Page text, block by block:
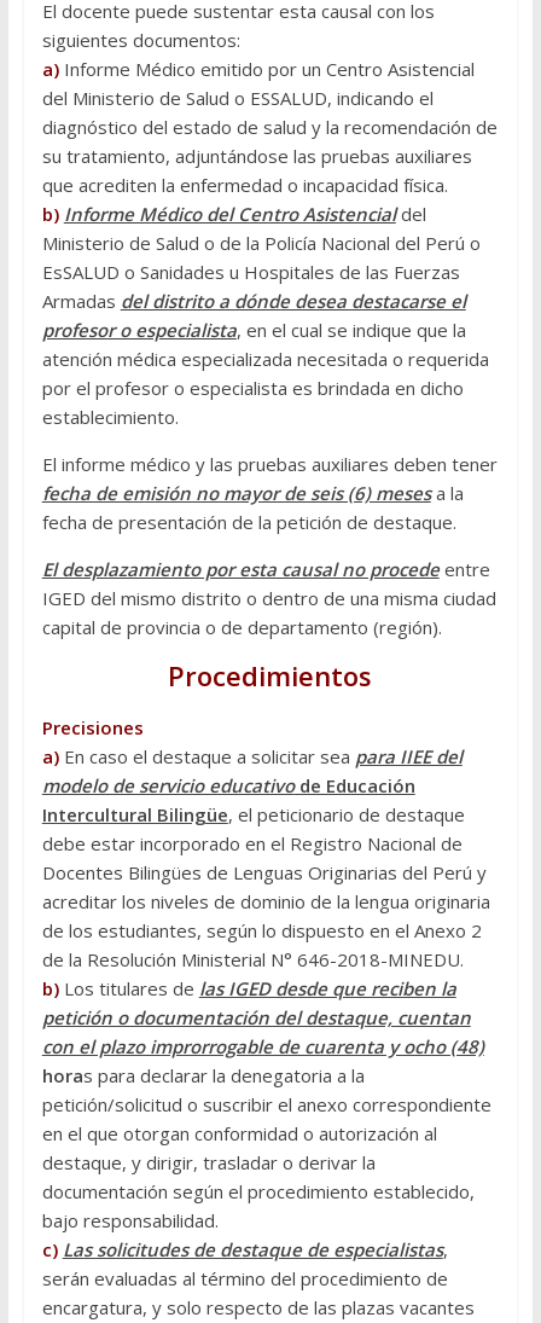
El docente puede sustentar esta causal con los
siguientes documentos:
a) Informe Médico emitido por un Centro Asistencial
del Ministerio de Salud o ESSALUD, indicando el
diagnóstico del estado de salud y la recomendación de
su tratamiento, adjuntándose las pruebas auxiliares
que acrediten la enfermedad o incapacidad física.
b) Informe Médico del Centro Asistencialdel
Ministerio de Salud o de la Policía Nacional del Perú o
EsSALUD o Sanidades u Hospitales de las Fuerzas
Armadas del distrito a dónde desea destacarse el
profesor o especialista, en el cual se indique que la
atención médica especializada necesitada o requerida
por el profesor o especialista es brindada en dicho
establecimiento.
El informe médico y las pruebas auxiliares deben tener
fecha de emisión no mayor de seis (6) mesesa la
fecha de presentación de la petición de destaque.
El desplazamiento por esta causal no procedeentre
IGED del mismo distrito o dentro de una misma ciudad
capital de provincia o de departamento (región).
Procedimientos
Precisiones
a)En caso el destaque a solicitar sea para IIEE del
modelo de servicio educativode Educación
Intercultural Bilingüe, el peticionario de destaque
debe estar incorporado en el Registro Nacional de
Docentes Bilingües de Lenguas Originarias del Perú y
acreditar los niveles de dominio de la lengua originaria
de los estudiantes, según lo dispuesto en el Anexo 2
de la Resolución Ministerial N° 646-2018-MINEDU.
b) Los titulares de las IGED desde que reciben la
petición o documentación del destaque, cuentan
con el plazo improrrogable de cuarenta y ocho (48)
horas para declarar la denegatoria a la
petición/solicitud o suscribir el anexo correspondiente
en el que otorgan conformidad o autorización al
destaque, y dirigir, trasladar o derivar la
documentación según el procedimiento establecido,
bajo responsabilidad.
c) Las solicitudes de destaque de especialistas,
serán evaluadas al término del procedimiento de
encargatura, y solo respecto de las plazas vacantes